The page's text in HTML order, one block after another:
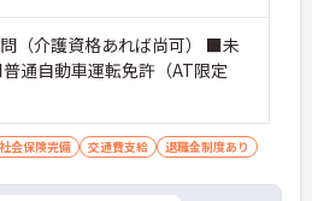
（介護資格あれば尚可） ■未
通自動車運転免許（AT限定
社会保険完備 交通費支給 退職金制度あり